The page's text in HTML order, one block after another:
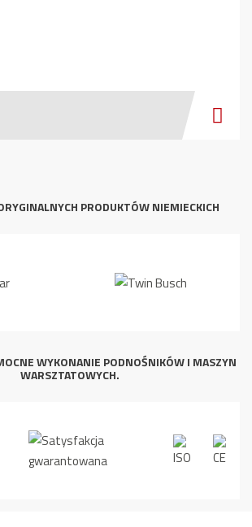
PRODUKTÓW NIEMIECKICH
WYKONANIE PODNOŚNIKÓW I MASZYN
WARSZTATOWYCH.